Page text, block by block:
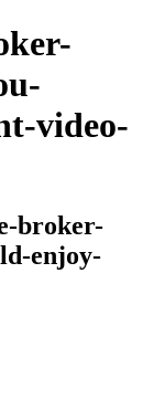
video-
broker-
enjoy-